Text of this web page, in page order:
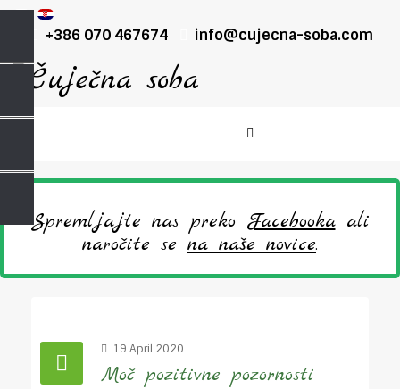
+386 070 467674 info@cujecna-soba.com
Spremljajte nas preko Facebookaali
naročite se na naše novice.
19 April 2020
Moč pozitivne pozornosti